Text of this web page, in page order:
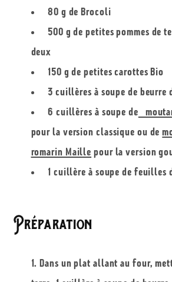
80 g de Brocoli
500 g de petites pommes de
deux
150 g de petites carottes Bio
3 cuillères à soupe de beurre
6 cuillères à soupe de
pour la version classique ou de
romarin Maille pour la version
1 cuillère à soupe de feuilles
Préparation
Dans un plat allant au four,